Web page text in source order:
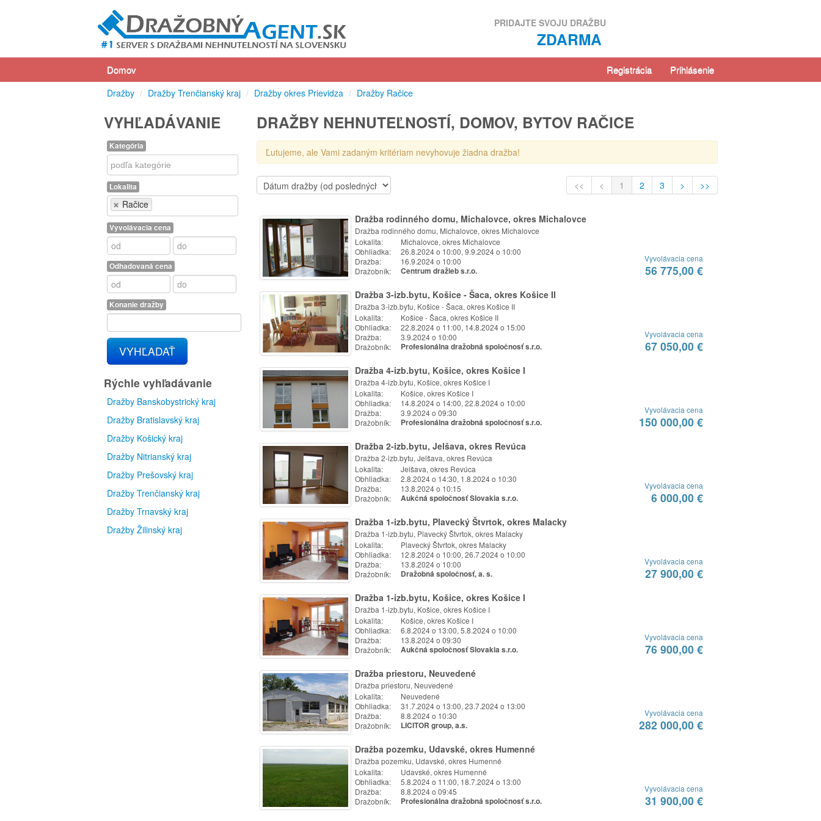
PRIDAJTE SVOJU DRAŽBU
ZDARMA
Domov Prihlásenie
Registrácia
Dražby / Dražby Trenčianský kraj / Dražby okres Prievidza / Dražby Račice
VYHĽADÁVANIE
Kategória
Kategória
Lokalita
Račice
Lokalita
Vyvolávacia cena
Odhadovaná cena
Konanie dražby
VYHĽADAŤ
Rýchle vyhľadávanie
Dražby Banskobystrický kraj
Dražby Bratislavský kraj
Dražby Košický kraj
Dražby Nitrianský kraj
Dražby Prešovský kraj
Dražby Trenčianský kraj
Dražby Trnavský kraj
Dražby Žilinský kraj
DRAŽBY NEHNUTEĽNOSTÍ, DOMOV, BYTOV RAČICE
Ľutujeme, ale Vami zadaným kritériam nevyhovuje žiadna dražba!
<< < 1 2 3 > >>
Dražba rodinného domu, Michalovce, okres Michalovce
Dražba rodinného domu, Michalovce, okres Michalovce
Lokalita:
Michalovce, okres Michalovce
Obhliadka:
26.8.2024 o 10:00, 9.9.2024 o 10:00
Dražba:
16.9.2024 o 10:00
Dražobník:
Centrum dražieb s.r.o.
Vyvolávacia cena
56 775,00 €
Dražba 3-izb.bytu, Košice - Šaca, okres Košice II
Dražba 3-izb.bytu, Košice - Šaca, okres Košice II
Lokalita:
Košice - Šaca, okres Košice II
Obhliadka:
22.8.2024 o 11:00, 14.8.2024 o 15:00
Dražba:
3.9.2024 o 10:00
Dražobník:
Profesionálna dražobná spoločnosť s.r.o.
Vyvolávacia cena
67 050,00 €
Dražba 4-izb.bytu, Košice, okres Košice I
Dražba 4-izb.bytu, Košice, okres Košice I
Lokalita:
Košice, okres Košice I
Obhliadka:
14.8.2024 o 14:00, 22.8.2024 o 10:00
Dražba:
3.9.2024 o 09:30
Dražobník:
Profesionálna dražobná spoločnosť s.r.o.
Vyvolávacia cena
150 000,00 €
Dražba 2-izb.bytu, Jelšava, okres Revúca
Dražba 2-izb.bytu, Jelšava, okres Revúca
Lokalita:
Jelšava, okres Revúca
Obhliadka:
2.8.2024 o 14:30, 1.8.2024 o 10:30
Dražba:
13.8.2024 o 10:15
Dražobník:
Aukčná spoločnosť Slovakia s.r.o.
Vyvolávacia cena
6 000,00 €
Dražba 1-izb.bytu, Plavecký Štvrtok, okres Malacky
Dražba 1-izb.bytu, Plavecký Štvrtok, okres Malacky
Lokalita:
Plavecký Štvrtok, okres Malacky
Obhliadka:
12.8.2024 o 10:00, 26.7.2024 o 10:00
Dražba:
13.8.2024 o 10:00
Dražobník:
Dražobná spoločnosť, a. s.
Vyvolávacia cena
27 900,00 €
Dražba 1-izb.bytu, Košice, okres Košice I
Dražba 1-izb.bytu, Košice, okres Košice I
Lokalita:
Košice, okres Košice I
Obhliadka:
6.8.2024 o 13:00, 5.8.2024 o 10:00
Dražba:
13.8.2024 o 09:30
Dražobník:
Aukčná spoločnosť Slovakia s.r.o.
Vyvolávacia cena
76 900,00 €
Dražba priestoru, Neuvedené
Dražba priestoru, Neuvedené
Lokalita:
Neuvedené
Obhliadka:
31.7.2024 o 13:00, 23.7.2024 o 13:00
Dražba:
8.8.2024 o 10:30
Dražobník:
LICITOR group, a.s.
Vyvolávacia cena
282 000,00 €
Dražba pozemku, Udavské, okres Humenné
Dražba pozemku, Udavské, okres Humenné
Lokalita:
Udavské, okres Humenné
Obhliadka:
5.8.2024 o 11:00, 18.7.2024 o 13:00
Dražba:
8.8.2024 o 09:45
Dražobník:
Profesionálna dražobná spoločnosť s.r.o.
Vyvolávacia cena
31 900,00 €